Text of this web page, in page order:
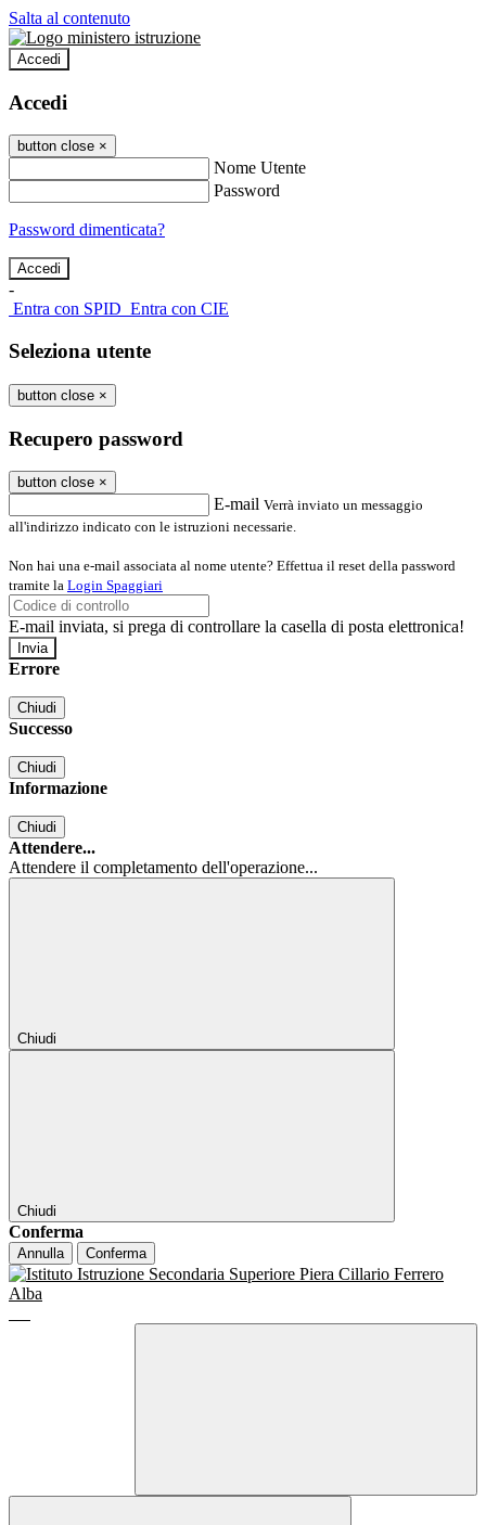
Salta al contenuto
Accedi
Accedi
button close ×
Nome Utente
Password
Password dimenticata?
-
Entra con SPID Entra con CIE
Seleziona utente
button close ×
Recupero password
button close ×
E-mail Verrà inviato un messaggio
all'indirizzo indicato con le istruzioni necessarie.
Non hai una e-mail associata al nome utente? Effettua il reset della password
tramite la Login Spaggiari
E-mail inviata, si prega di controllare la casella di posta elettronica!
Errore
Chiudi
Successo
Chiudi
Informazione
Chiudi
Attendere...
Attendere il completamento dell'operazione...
Chiudi
Chiudi
Conferma
Annulla Conferma